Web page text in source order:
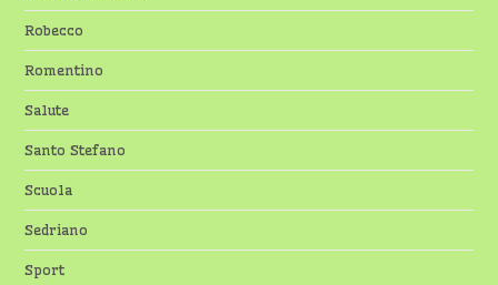
Robecco
Romentino
Salute
Santo Stefano
Scuola
Sedriano
Sport